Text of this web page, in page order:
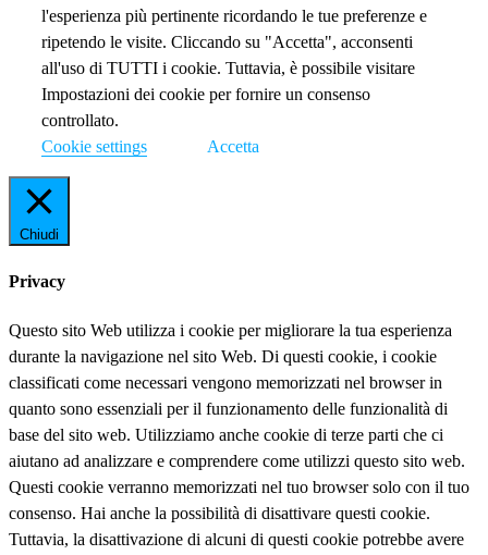
l'esperienza più pertinente ricordando le tue preferenze e
ripetendo le visite. Cliccando su "Accetta", acconsenti
all'uso di TUTTI i cookie. Tuttavia, è possibile visitare
Impostazioni dei cookie per fornire un consenso
controllato.
Cookie settings
Accetta
Chiudi
Privacy
Questo sito Web utilizza i cookie per migliorare la tua esperienza
durante la navigazione nel sito Web. Di questi cookie, i cookie
classificati come necessari vengono memorizzati nel browser in
quanto sono essenziali per il funzionamento delle funzionalità di
base del sito web. Utilizziamo anche cookie di terze parti che ci
aiutano ad analizzare e comprendere come utilizzi questo sito web.
Questi cookie verranno memorizzati nel tuo browser solo con il tuo
consenso. Hai anche la possibilità di disattivare questi cookie.
Tuttavia, la disattivazione di alcuni di questi cookie potrebbe avere